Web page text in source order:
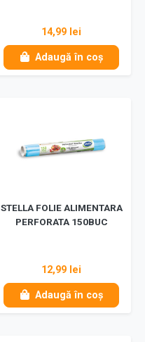
14,99 lei
Adaugă în coș
STELLA FOLIE ALIMENTARA
PERFORATA 150BUC
12,99 lei
Adaugă în coș